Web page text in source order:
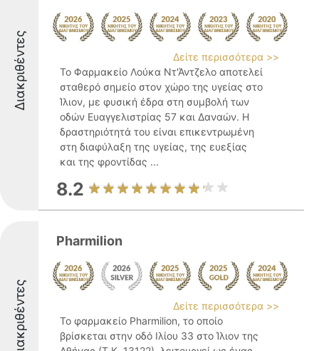
Διακριθέντες
Δείτε περισσότερα >>
Το Φαρμακείο Λούκα Ντ'Άντζελο αποτελεί
σταθερό σημείο στον χώρο της υγείας στο
Ίλιον, με φυσική έδρα στη συμβολή των
οδών Ευαγγελιστρίας 57 και Δαναών. Η
δραστηριότητά του είναι επικεντρωμένη
στη διαφύλαξη της υγείας, της ευεξίας
και της φροντίδας ...
8.2
Διακριθέντες
Pharmilion
Δείτε περισσότερα >>
Το φαρμακείο Pharmilion, το οποίο
βρίσκεται στην οδό Ιλίου 33 στο Ίλιον της